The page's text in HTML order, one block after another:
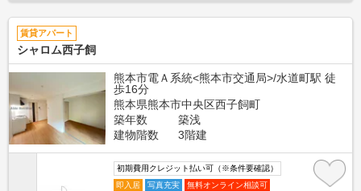
賃貸アパート
シャロム西子飼
熊本市電Ａ系統<熊本市交通局>/水道町駅 徒
歩16分
熊本県熊本市中央区西子飼町
築年数
築浅
建物階数
3階建
初期費用クレジット払い可（※条件要確認）
即入居
写真充実
無料オンライン相談可